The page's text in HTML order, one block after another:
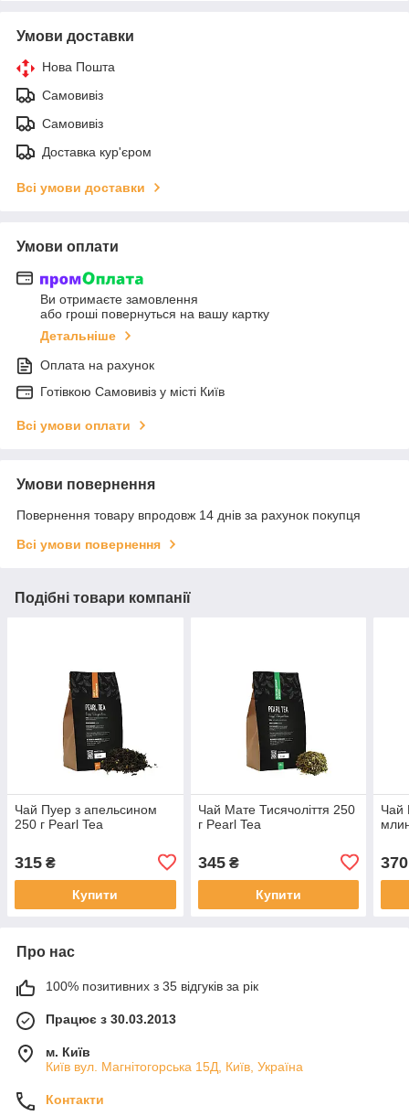
Умови доставки
Нова Пошта
Самовивіз
Самовивіз
Доставка кур'єром
Всі умови доставки
Умови оплати
Ви отримаєте замовлення
або гроші повернуться на вашу картку
Детальніше
Оплата на рахунок
Готiвкою Самовивiз у місті Київ
Всі умови оплати
Умови повернення
Повернення товару впродовж 14 днів за рахунок покупця
Всі умови повернення
Подібні товари компанії
Чай Пуер з апельсином
250 г Pearl Tea
315 ₴
Купити
Чай Мате Тисячоліття 250
г Pearl Tea
345₴
Купити
Чай
370
Про нас
100% позитивних з 35 відгуків за рік
Працює з 30.03.2013
м. Київ
Київ вул. Магнiтогорська 15Д, Київ, Україна
Контакти